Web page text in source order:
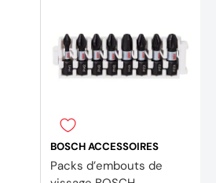
BOSCH ACCESSOIRES
Packs d’embouts de